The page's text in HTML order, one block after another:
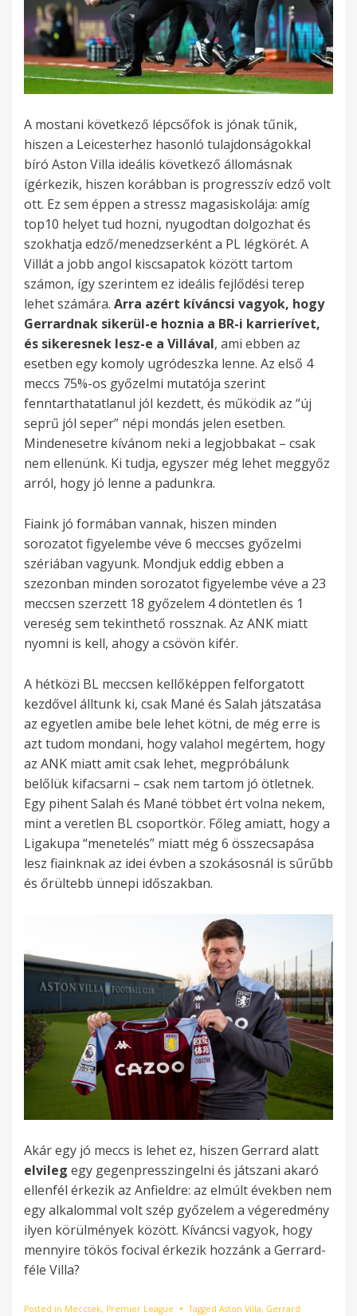
A mostani következő lépcsőfok is jónak tűnik,
hiszen a Leicesterhez hasonló tulajdonságokkal
bíró Aston Villa ideális következő állomásnak
ígérkezik, hiszen korábban is progresszív edző volt
ott. Ez sem éppen a stressz magasiskolája: amíg
top10 helyet tud hozni, nyugodtan dolgozhat és
szokhatja edző/menedzserként a PL légkörét. A
Villát a jobb angol kiscsapatok között tartom
számon, így szerintem ez ideális fejlődési terep
lehet számára. Arra azért kíváncsi vagyok, hogy
Gerrardnak sikerül-e hoznia a BR-i karrierívet,
és sikeresnek lesz-e a Villával, ami ebben az
esetben egy komoly ugródeszka lenne. Az első 4
meccs 75%-os győzelmi mutatója szerint
fenntarthatatlanul jól kezdett, és működik az “új
seprű jól seper” népi mondás jelen esetben.
Mindenesetre kívánom neki a legjobbakat – csak
nem ellenünk. Ki tudja, egyszer még lehet meggyőz
arról, hogy jó lenne a padunkra.
Fiaink jó formában vannak, hiszen minden
sorozatot figyelembe véve 6 meccses győzelmi
szériában vagyunk. Mondjuk eddig ebben a
szezonban minden sorozatot figyelembe véve a 23
meccsen szerzett 18 győzelem 4 döntetlen és 1
vereség sem tekinthető rossznak. Az ANK miatt
nyomni is kell, ahogy a csövön kifér.
A hétközi BL meccsen kellőképpen felforgatott
kezdővel álltunk ki, csak Mané és Salah játszatása
az egyetlen amibe bele lehet kötni, de még erre is
azt tudom mondani, hogy valahol megértem, hogy
az ANK miatt amit csak lehet, megpróbálunk
belőlük kifacsarni – csak nem tartom jó ötletnek.
Egy pihent Salah és Mané többet ért volna nekem,
mint a veretlen BL csoportkör. Főleg amiatt, hogy a
Ligakupa “menetelés” miatt még 6 összecsapása
lesz fiainknak az idei évben a szokásosnál is sűrűbb
és őrültebb ünnepi időszakban.
Akár egy jó meccs is lehet ez, hiszen Gerrard alatt
elvileg egy gegenpresszingelni és játszani akaró
ellenfél érkezik az Anfieldre: az elmúlt években nem
egy alkalommal volt szép győzelem a végeredmény
ilyen körülmények között. Kíváncsi vagyok, hogy
mennyire tökös focival érkezik hozzánk a Gerrard-
féle Villa?
Posted in Meccsek, Premier League Tagged Aston Villa, Gerrard